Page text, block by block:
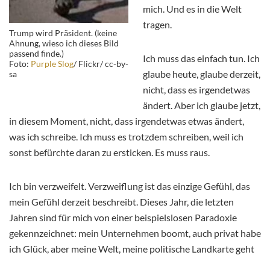
Trump wird Präsident. (keine
Ahnung, wieso ich dieses Bild
passend finde.)
Foto: Purple Slog/ Flickr/ cc-by-
sa
mich. Und es in die Welt
tragen.
Ich muss das einfach tun. Ich
glaube heute, glaube derzeit,
nicht, dass es irgendetwas
ändert. Aber ich glaube jetzt,
in diesem Moment, nicht, dass irgendetwas etwas ändert,
was ich schreibe. Ich muss es trotzdem schreiben, weil ich
sonst befürchte daran zu ersticken. Es muss raus.
Ich bin verzweifelt. Verzweiflung ist das einzige Gefühl, das
mein Gefühl derzeit beschreibt. Dieses Jahr, die letzten
Jahren sind für mich von einer beispielslosen Paradoxie
gekennzeichnet: mein Unternehmen boomt, auch privat habe
ich Glück, aber meine Welt, meine politische Landkarte geht